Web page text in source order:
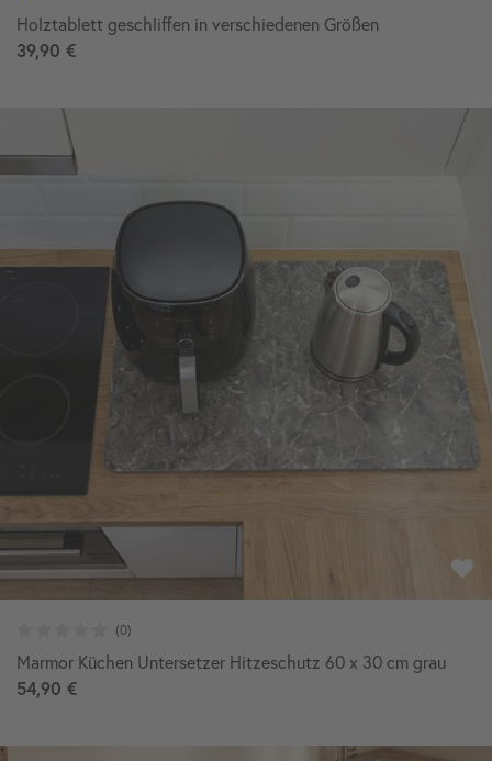
Holztablett geschliffen in verschiedenen Größen
39,90 €
Marmor Küchen Untersetzer Hitzeschutz 60 x 30 cm grau
54,90 €